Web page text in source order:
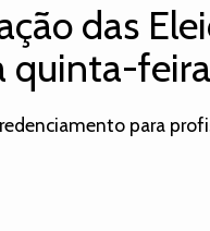
das
quinta-
para